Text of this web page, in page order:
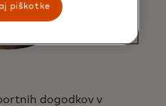
dogodkov v
piškotke